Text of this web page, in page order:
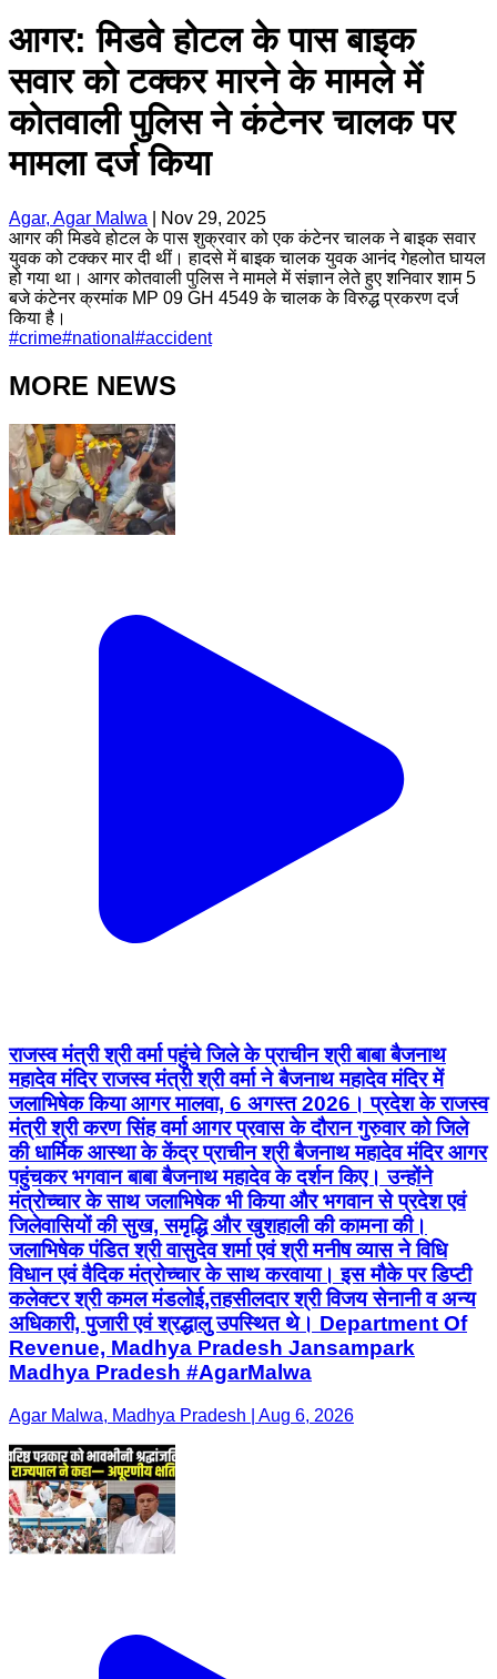
आगर: मिडवे होटल के पास बाइक
सवार को टक्कर मारने के मामले में
कोतवाली पुलिस ने कंटेनर चालक पर
मामला दर्ज किया
Agar, Agar Malwa
Nov 29, 2025
आगर की मिडवे होटल के पास शुक्रवार को एक कंटेनर चालक ने बाइक सवार
युवक को टक्कर मार दी थीं। हादसे में बाइक चालक युवक आनंद गेहलोत घायल
हो गया था। आगर कोतवाली पुलिस ने मामले में संज्ञान लेते हुए शनिवार शाम 5
बजे कंटेनर क्रमांक MP 09 GH 4549 के चालक के विरुद्ध प्रकरण दर्ज
किया है।
#crime#national #accident
MORE NEWS
राजस्व मंत्री श्री वर्मा पहुंचे जिले के प्राचीन श्री बाबा बैजनाथ
महादेव मंदिर राजस्व मंत्री श्री वर्मा ने बैजनाथ महादेव मंदिर में
जलाभिषेक किया आगर मालवा, 6 अगस्त 2026। प्रदेश के राजस्व
मंत्री श्री करण सिंह वर्मा आगर प्रवास के दौरान गुरुवार को जिले
की धार्मिक आस्था के केंद्र प्राचीन श्री बैजनाथ महादेव मंदिर आगर
पहुंचकर भगवान बाबा बैजनाथ महादेव के दर्शन किए। उन्होंने
मंत्रोच्चार के साथ जलाभिषेक भी किया और भगवान से प्रदेश एवं
जिलेवासियों की सुख, समृद्धि और खुशहाली की कामना की।
जलाभिषेक पंडित श्री वासुदेव शर्मा एवं श्री मनीष व्यास ने विधि
विधान एवं वैदिक मंत्रोच्चार के साथ करवाया। इस मौके पर डिप्टी
कलेक्टर श्री कमल मंडलोई,तहसीलदार श्री विजय सेनानी व अन्य
अधिकारी, पुजारी एवं श्रद्धालु उपस्थित थे। Department Of
Revenue, Madhya Pradesh Jansampark
Madhya Pradesh #AgarMalwa
Agar Malwa, Madhya Pradesh | Aug 6, 2026